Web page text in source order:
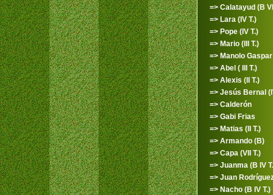
=> Calatayud (B
=> Lara (IV T.)
=> Pope (IV T.)
=> Mario (III T.)
=> Manolo Gaspar
=> Abel ( III T.)
=> Alexis (II T.)
=> Jesús Bernal
=> Calderón
=> Gabi Frias
=> Matias (II T.)
=> Armando (B)
=> Capa (VII T.)
=> Juanma (B IV
=> Juan
=> Nacho (B IV T.)